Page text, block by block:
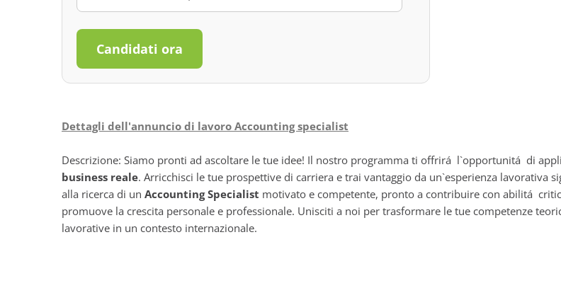
Candidati ora
Dettagli dell'annuncio di lavoro Accounting specialist
Descrizione: Siamo pronti ad ascoltare le tue idee! Il nostro programma ti offrirá l`opportunitá di
business reale. Arricchisci le tue prospettive di carriera e trai vantaggio da un`esperienza lavorativa
alla ricerca di un Accounting Specialist motivato e competente, pronto a contribuire con abilitá
promuove la crescita personale e professionale. Unisciti a noi per trasformare le tue competenze
lavorative in un contesto internazionale.